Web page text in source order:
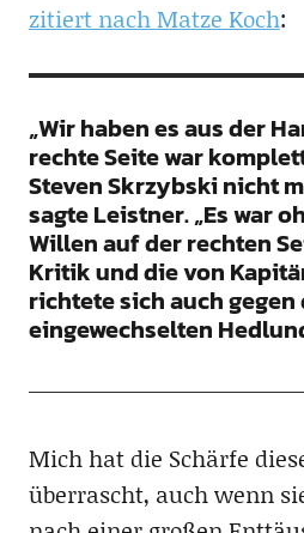
zitiert nach Matze Koch:
„Wir haben es aus der
rechte Seite war
Steven Skrzybski nicht
sagte Leistner. „Es war
Willen auf der rechten
Kritik und die von
richtete sich auch gegen
eingewechselten
Mich hat die Schärfe
überrascht, auch wenn